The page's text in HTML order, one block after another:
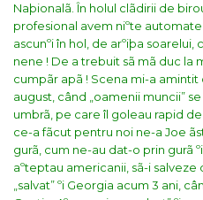
Naþionalã. În holul clãdirii de
profesional avem niºte
ascunºi în hol, de arºiþa
nene ! De a trebuit sã mã duc la
cumpãr apã ! Scena mi-a
august, când „oamenii muncii”
umbrã, pe care îl goleau rapid
ce-a fãcut pentru noi ne-a Joe
gurã, cum ne-au dat-o prin gurã
aºteptau americanii, sã-i salveze
„salvat” ºi Georgia acum 3 ani,